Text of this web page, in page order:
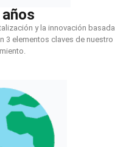
y la innovación basada
3 elementos claves de nuestro